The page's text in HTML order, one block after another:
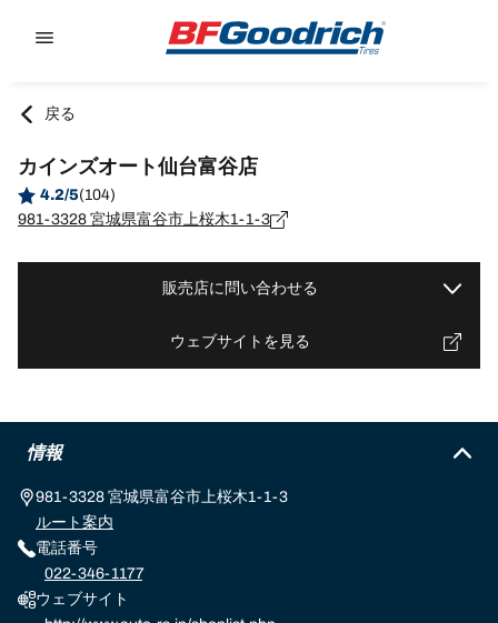
戻る
カインズオート仙台富谷店
4.2/5(104)
981-3328 宮城県富谷市上桜木1-1-3
販売店に問い合わせる
ウェブサイトを見る
情報
981-3328 宮城県富谷市上桜木1-1-3
ルート案内
電話番号
022-346-1177
ウェブサイト